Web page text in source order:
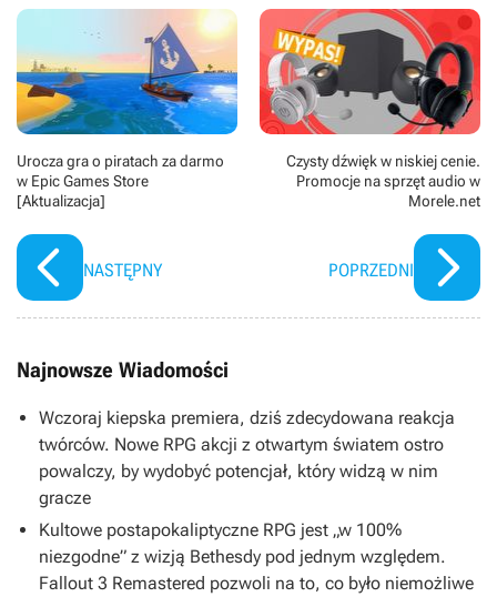
Urocza gra o piratach za darmo
w Epic Games Store
[Aktualizacja]
NASTĘPNY
Czysty dźwięk w niskiej cenie.
Promocje na sprzęt audio w
Morele.net
POPRZEDNI
Najnowsze Wiadomości
Wczoraj kiepska premiera, dziś zdecydowana reakcja
twórców. Nowe RPG akcji z otwartym światem ostro
powalczy, by wydobyć potencjał, który widzą w nim
gracze
Kultowe postapokaliptyczne RPG jest „w 100%
niezgodne” z wizją Bethesdy pod jednym względem.
Fallout 3 Remastered pozwoli na to, co było niemożliwe